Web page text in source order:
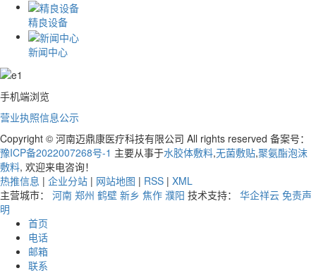
精良设备
新闻中心
手机端浏览
营业执照信息公示
Copyright © 河南迈鼎康医疗科技有限公司 All rights reserved 备案号：
豫ICP备2022007268号-1 主要从事于水胶体敷料,无菌敷贴,聚氨酯泡沫
敷料, 欢迎来电咨询！
热推信息 | 企业分站 | 网站地图 | RSS | XML
主营城市： 河南 郑州 鹤壁 新乡 焦作 濮阳 技术支持： 华企祥云 免责声
明
首页
电话
邮箱
联系